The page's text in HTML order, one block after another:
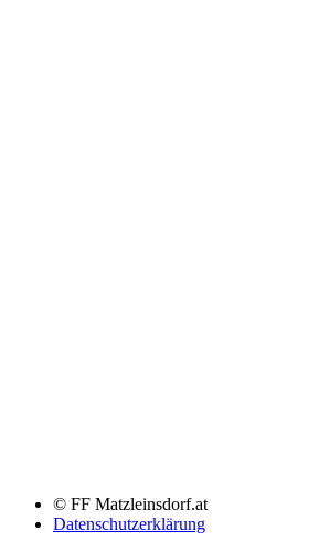
© FF Matzleinsdorf.at
Datenschutzerklärung